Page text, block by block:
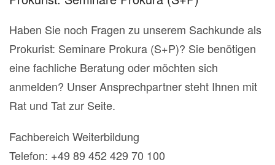
Haben Sie noch Fragen zu unserem Sachkunde als
Prokurist: Seminare Prokura (S+P)? Sie benötigen
eine fachliche Beratung oder möchten sich
anmelden? Unser Ansprechpartner steht Ihnen mit
Rat und Tat zur Seite.
Fachbereich Weiterbildung
Telefon: +49 89 452 429 70 100